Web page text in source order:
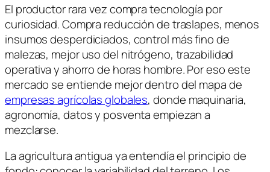
El productor rara vez compra tecnología por
curiosidad. Compra reducción de traslapes, menos
insumos desperdiciados, control más fino de
malezas, mejor uso del nitrógeno, trazabilidad
operativa y ahorro de horas hombre. Por eso este
mercado se entiende mejor dentro del mapa de
empresas agrícolas globales, donde maquinaria,
agronomía, datos y posventa empiezan a
mezclarse.
La agricultura antigua ya entendía el principio de